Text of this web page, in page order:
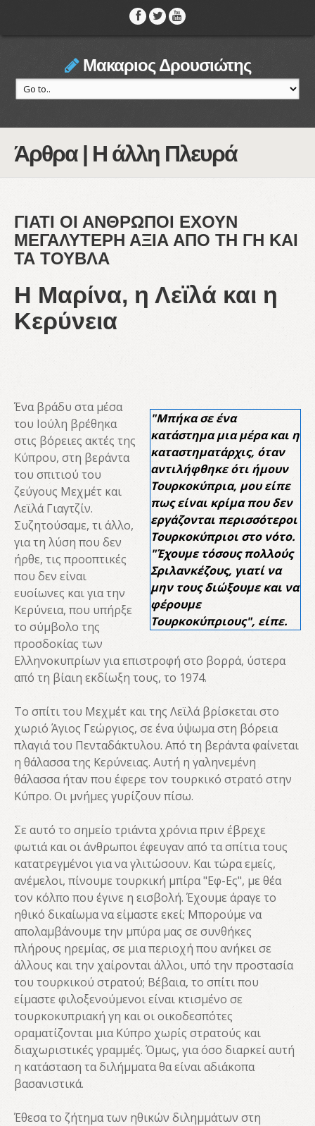
Μακαριος Δρουσιώτης
Άρθρα | Η άλλη Πλευρά
ΓΙΑΤΙ ΟΙ ΑΝΘΡΩΠΟΙ ΕΧΟΥΝ
ΜΕΓΑΛΥΤΕΡΗ ΑΞΙΑ ΑΠΟ ΤΗ ΓΗ ΚΑΙ
ΤΑ ΤΟΥΒΛΑ
Η Μαρίνα, η Λεϊλά και η
Κερύνεια
"Μπήκα σε ένα
κατάστημα μια μέρα και η
καταστηματάρχις, όταν
αντιλήφθηκε ότι ήμουν
Τουρκοκύπρια, μου είπε
πως είναι κρίμα που δεν
εργάζονται περισσότεροι
Τουρκοκύπριοι στο νότο.
"Έχουμε τόσους πολλούς
Σριλανκέζους, γιατί να
μην τους διώξουμε και να
φέρουμε
Τουρκοκύπριους", είπε.
Ένα βράδυ στα μέσα
του Ιούλη βρέθηκα
στις βόρειες ακτές της
Κύπρου, στη βεράντα
του σπιτιού του
ζεύγους Μεχμέτ και
Λεϊλά Γιαγτζίν.
Συζητούσαμε, τι άλλο,
για τη λύση που δεν
ήρθε, τις προοπτικές
που δεν είναι
ευοίωνες και για την
Κερύνεια, που υπήρξε
το σύμβολο της
προσδοκίας των
Ελληνοκυπρίων για επιστροφή στο βορρά, ύστερα
από τη βίαιη εκδίωξη τους, το 1974.
Το σπίτι του Μεχμέτ και της Λεϊλά βρίσκεται στο
χωριό Άγιος Γεώργιος, σε ένα ύψωμα στη βόρεια
πλαγιά του Πενταδάκτυλου. Από τη βεράντα φαίνεται
η θάλασσα της Κερύνειας. Αυτή η γαληνεμένη
θάλασσα ήταν που έφερε τον τουρκικό στρατό στην
Κύπρο. Οι μνήμες γυρίζουν πίσω.
Σε αυτό το σημείο τριάντα χρόνια πριν έβρεχε
φωτιά και οι άνθρωποι έφευγαν από τα σπίτια τους
κατατρεγμένοι για να γλιτώσουν. Και τώρα εμείς,
ανέμελοι, πίνουμε τουρκική μπίρα "Εφ-Ες", με θέα
τον κόλπο που έγινε η εισβολή. Έχουμε άραγε το
ηθικό δικαίωμα να είμαστε εκεί; Μπορούμε να
απολαμβάνουμε την μπύρα μας σε συνθήκες
πλήρους ηρεμίας, σε μια περιοχή που ανήκει σε
άλλους και την χαίρονται άλλοι, υπό την προστασία
του τουρκικού στρατού; Βέβαια, το σπίτι που
είμαστε φιλοξενούμενοι είναι κτισμένο σε
τουρκοκυπριακή γη και οι οικοδεσπότες
οραματίζονται μια Κύπρο χωρίς στρατούς και
διαχωριστικές γραμμές. Όμως, για όσο διαρκεί αυτή
η κατάσταση τα διλήμματα θα είναι αδιάκοπα
βασανιστικά.
Έθεσα το ζήτημα των ηθικών διλημμάτων στη